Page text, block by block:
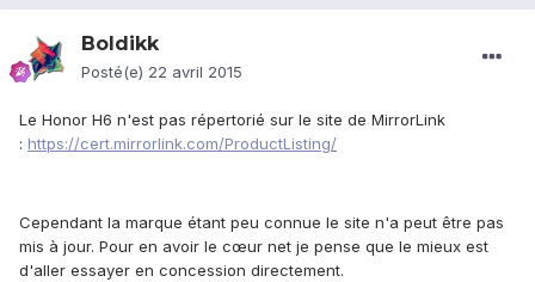
Boldikk
Posté(e) 22 avril 2015
Le Honor H6 n'est pas répertorié sur le site de MirrorLink
: https://cert.mirrorlink.com/ProductListing/
Cependant la marque étant peu connue le site n'a peut être pas
mis à jour. Pour en avoir le cœur net je pense que le mieux est
d'aller essayer en concession directement.